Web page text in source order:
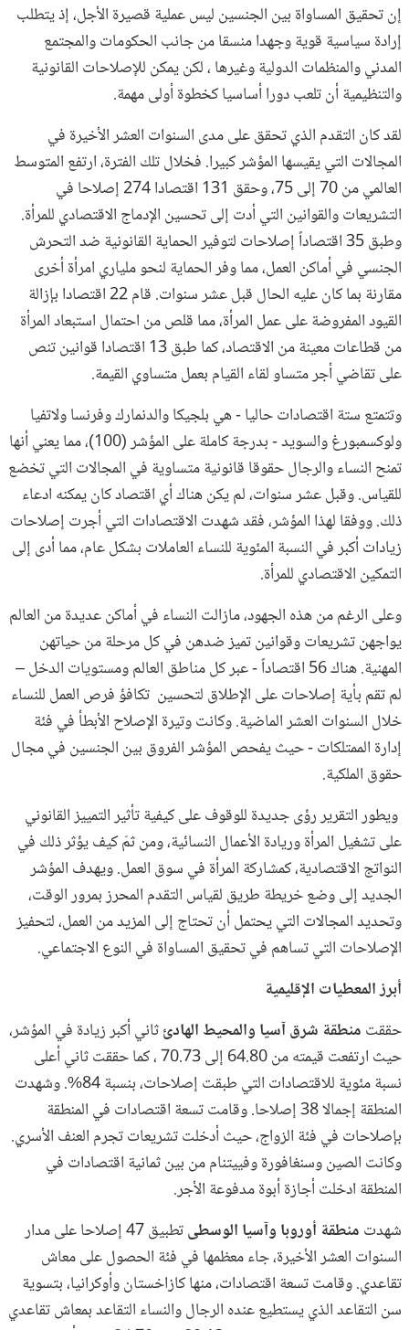
إن تحقيق المساواة بين الجنسين ليس عملية قصيرة الأجل، إذ يتطلب
إرادة سياسية قوية وجهدا منسقا من جانب الحكومات والمجتمع
المدني والمنظمات الدولية وغيرها ، لكن يمكن للإصلاحات القانونية
والتنظيمية أن تلعب دورا أساسيا كخطوة أولى مهمة.
لقد كان التقدم الذي تحقق على مدى السنوات العشر الأخيرة في
المجالات التي يقيسها المؤشر كبيرا. فخلال تلك الفترة، ارتفع المتوسط
العالمي من 70 إلى 75، وحقق 131 اقتصادا 274 إصلاحا في
التشريعات والقوانين التي أدت إلى تحسين الإدماج الاقتصادي للمرأة.
وطبق 35 اقتصاداً إصلاحات لتوفير الحماية القانونية ضد التحرش
الجنسي في أماكن العمل، مما وفر الحماية لنحو ملياري امرأة أخرى
مقارنة بما كان عليه الحال قبل عشر سنوات. قام 22 اقتصادا بإزالة
القيود المفروضة على عمل المرأة، مما قلص من احتمال استبعاد المرأة
من قطاعات معينة من الاقتصاد، كما طبق 13 اقتصادا قوانين تنص
على تقاضي أجر متساو لقاء القيام بعمل متساوي القيمة.
وتتمتع ستة اقتصادات حاليا - هي بلجيكا والدنمارك وفرنسا ولاتفيا
ولوكسمبورغ والسويد - بدرجة كاملة على المؤشر (100)، مما يعني أنها
تمنح النساء والرجال حقوقا قانونية متساوية في المجالات التي تخضع
للقياس. وقبل عشر سنوات، لم يكن هناك أي اقتصاد كان يمكنه ادعاء
ذلك. ووفقا لهذا المؤشر، فقد شهدت الاقتصادات التي أجرت إصلاحات
زيادات أكبر في النسبة المئوية للنساء العاملات بشكل عام، مما أدى إلى
التمكين الاقتصادي للمرأة.
وعلى الرغم من هذه الجهود، مازالت النساء في أماكن عديدة من العالم
يواجهن تشريعات وقوانين تميز ضدهن في كل مرحلة من حياتهن
المهنية. هناك 56 اقتصاداً - عبر كل مناطق العالم ومستويات الدخل –
لم تقم بأية إصلاحات على الإطلاق لتحسين تكافؤ فرص العمل للنساء
خلال السنوات العشر الماضية. وكانت وتيرة الإصلاح الأبطأ في فئة
إدارة الممتلكات - حيث يفحص المؤشر الفروق بين الجنسين في مجال
حقوق الملكية.
ويطور التقرير رؤى جديدة للوقوف على كيفية تأثير التمييز القانوني
على تشغيل المرأة وريادة الأعمال النسائية، ومن ثمّ كيف يؤثر ذلك في
النواتج الاقتصادية، كمشاركة المرأة في سوق العمل. ويهدف المؤشر
الجديد إلى وضع خريطة طريق لقياس التقدم المحرز بمرور الوقت،
وتحديد المجالات التي يحتمل أن تحتاج إلى المزيد من العمل، لتحفيز
الإصلاحات التي تساهم في تحقيق المساواة في النوع الاجتماعي.
أبرز المعطيات الإقليمية
حققت منطقة شرق آسيا والمحيط الهادئثاني أكبر زيادة في المؤشر،
حيث ارتفعت قيمته من 64.80 إلى 70.73 ، كما حققت ثاني أعلى
نسبة مئوية للاقتصادات التي طبقت إصلاحات، بنسبة 84%. وشهدت
المنطقة إجمالا 38 إصلاحا. وقامت تسعة اقتصادات في المنطقة
بإصلاحات في فئة الزواج، حيث أدخلت تشريعات تجرم العنف الأسري.
وكانت الصين وسنغافورة وفييتنام من بين ثمانية اقتصادات في
المنطقة ادخلت أجازة أبوة مدفوعة الأجر.
شهدت منطقة أوروبا وآسيا الوسطى
تطبيق 47 إصلاحا على مدار
السنوات العشر الأخيرة، جاء معظمها في فئة الحصول على معاش
تقاعدي. وقامت تسعة اقتصادات، منها كازاخستان وأوكرانيا، بتسوية
سن التقاعد الذي يستطيع عنده الرجال والنساء التقاعد بمعاش تقاعدي